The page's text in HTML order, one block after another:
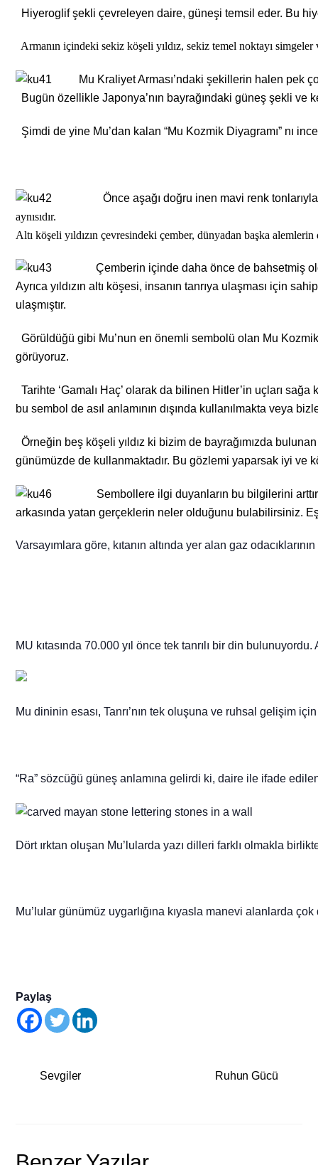
Hiyeroglif şekli çevreleyen daire, güneşi temsil eder. Bu
Armanın içindeki sekiz köşeli yıldız, sekiz temel noktayı
Mu Kraliyet Arması’ndaki şekillerin halen pek
Bugün özellikle Japonya’nın bayrağındaki güneş şekli ve
Şimdi de yine Mu’dan kalan “Mu Kozmik Diyagramı” nı
Önce aşağı doğru inen mavi renk
aynısıdır.
Altı köşeli yıldızın çevresindeki çember, dünyadan başka
Çemberin içinde daha önce de bahsetmiş
Ayrıca yıldızın altı köşesi, insanın tanrıya ulaşması için
ulaşmıştır.
Görüldüğü gibi Mu’nun en önemli sembolü olan Mu
görüyoruz.
Tarihte ‘Gamalı Haç’ olarak da bilinen Hitler’in uçları
bu sembol de asıl anlamının dışında kullanılmakta veya
Örneğin beş köşeli yıldız ki bizim de bayrağımızda
günümüzde de kullanmaktadır. Bu gözlemi yaparsak iyi ve
Sembollere ilgi duyanların bu bilgilerini
arkasında yatan gerçeklerin neler olduğunu bulabilirsiniz.
Varsayımlara göre, kıtanın altında yer alan gaz
MU kıtasında 70.000 yıl önce tek tanrılı bir din
Mu dininin esası, Tanrı’nın tek oluşuna ve ruhsal gelişim
“Ra” sözcüğü güneş anlamına gelirdi ki, daire ile ifade
Dört ırktan oluşan Mu’lularda yazı dilleri farklı olmakla
Mu’lular günümüz uygarlığına kıyasla manevi alanlarda
Paylaş
Sevgiler Ruhun Gücü